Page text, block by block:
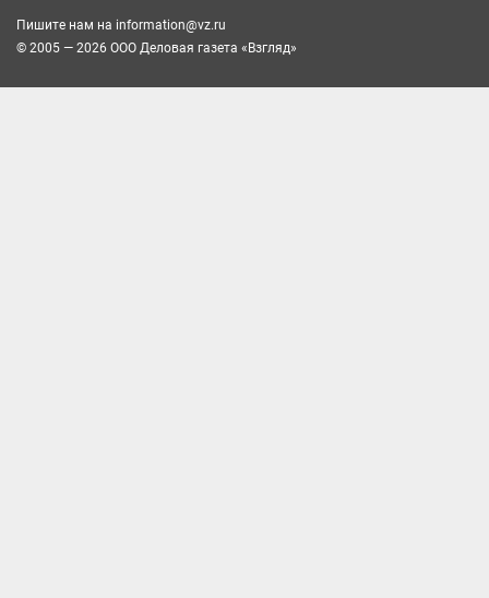
Пишите нам на information@vz.ru
© 2005 — 2026 ООО Деловая газета «Взгляд»